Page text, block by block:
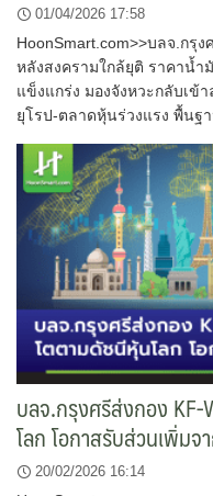
01/04/2026 17:58
HoonSmart.com>>บลจ.กรุ
หลังสงครามใกล้ยุติ ราคาน้
แข็งแกร่ง มองจังหวะกลับเ
ยุโรป-ตลาดหุ้นร่วงแรง พื้นฐา
บลจ.กรุงศรีส่งกอง KF-
โลก โอกาสรับส่วนเพิ่มจ
20/02/2026 16:14